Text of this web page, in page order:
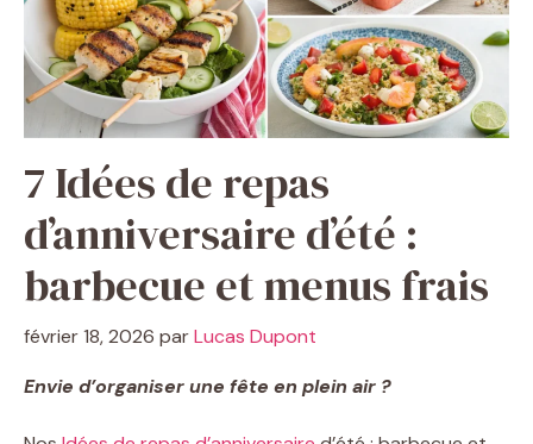
7 Idées de repas
d’anniversaire d’été :
barbecue et menus frais
février 18, 2026 parLucas Dupont
Envie d’organiser une fête en plein air ?